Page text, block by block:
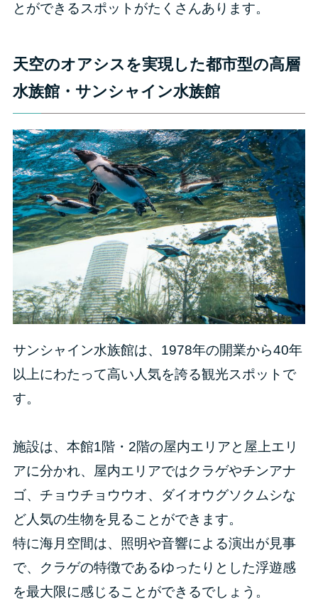
とができるスポットがたくさんあります。
天空のオアシスを実現した都市型の高層
水族館・サンシャイン水族館
サンシャイン水族館は、1978年の開業から40年
以上にわたって高い人気を誇る観光スポットで
す。
施設は、本館1階・2階の屋内エリアと屋上エリ
アに分かれ、屋内エリアではクラゲやチンアナ
ゴ、チョウチョウウオ、ダイオウグソクムシな
ど人気の生物を見ることができます。
特に海月空間は、照明や音響による演出が見事
で、クラゲの特徴であるゆったりとした浮遊感
を最大限に感じることができるでしょう。